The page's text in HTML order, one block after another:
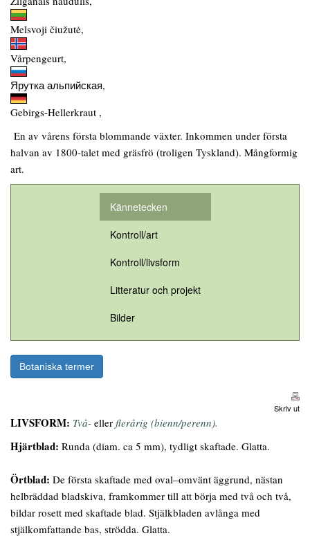
Melsvoji čiužutė,
Vårpengeurt,
Ярутка альпийская,
Gebirgs-Hellerkraut ,
En av vårens första blommande växter. Inkommen under första
halvan av 1800-talet med gräsfrö (troligen Tyskland). Mångformig
art.
Kännetecken
Kontroll/art
Kontroll/livsform
Litteratur och projekt
Bilder
Botaniska termer
Skriv ut
LIVSFORM: Två- eller flerårig (bienn/perenn).
Hjärtblad: Runda (diam. ca 5 mm), tydligt skaftade. Glatta.
Örtblad: De första skaftade med oval–omvänt äggrund, nästan
helbräddad bladskiva, framkommer till att börja med två och två,
bildar rosett med skaftade blad. Stjälkbladen avlånga med
stjälkomfattande bas, strödda. Glatta.